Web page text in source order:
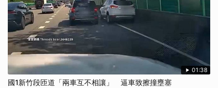
01:38
國1新竹段匝道「兩車互不相讓」 逼車致擦撞壅塞